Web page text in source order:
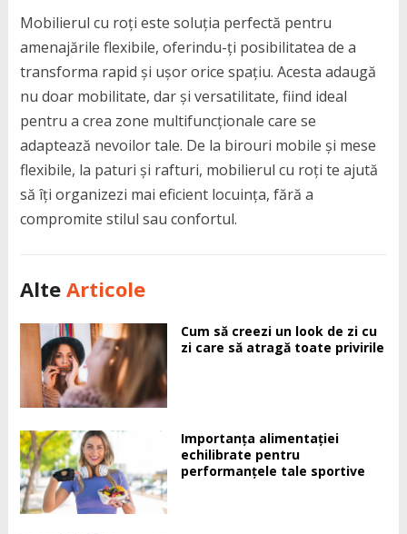
Mobilierul cu roți este soluția perfectă pentru
amenajările flexibile, oferindu-ți posibilitatea de a
transforma rapid și ușor orice spațiu. Acesta adaugă
nu doar mobilitate, dar și versatilitate, fiind ideal
pentru a crea zone multifuncționale care se
adaptează nevoilor tale. De la birouri mobile și mese
flexibile, la paturi și rafturi, mobilierul cu roți te ajută
să îți organizezi mai eficient locuința, fără a
compromite stilul sau confortul.
Alte Articole
Cum să creezi un look de zi cu
zi care să atragă toate privirile
Importanța alimentației
echilibrate pentru
performanțele tale sportive